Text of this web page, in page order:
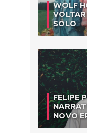
WOLF
SOLO
FELIPE
NOVO